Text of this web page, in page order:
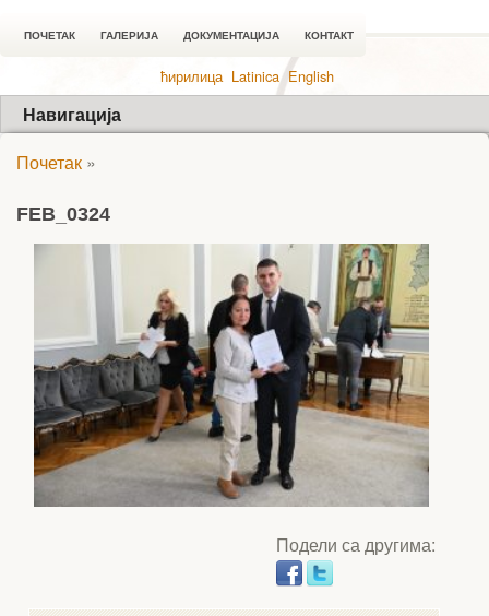
ПОЧЕТАК ГАЛЕРИЈА ДОКУМЕНТАЦИЈА КОНТАКТ
ћирилица Latinica English
Навигација
Почетак »
FEB_0324
Подели са другима: